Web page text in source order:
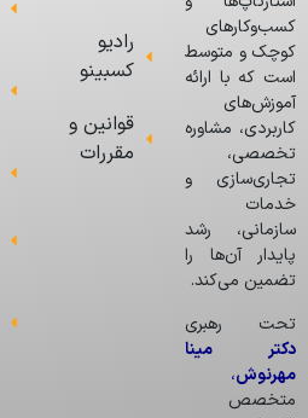
کسب‌وکارهای
کوچک و متوسط
است که با ارائه
آموزش‌های
کاربردی، مشاوره
تخصصی،
تجاری‌سازی و
خدمات
سازمانی، رشد
پایدار آن‌ها را
تضمین می‌کند.
تحت رهبری
دکتر مینا
مهرنوش،
متخصص
رادیو
کسبینو
قوانین و
مقررات